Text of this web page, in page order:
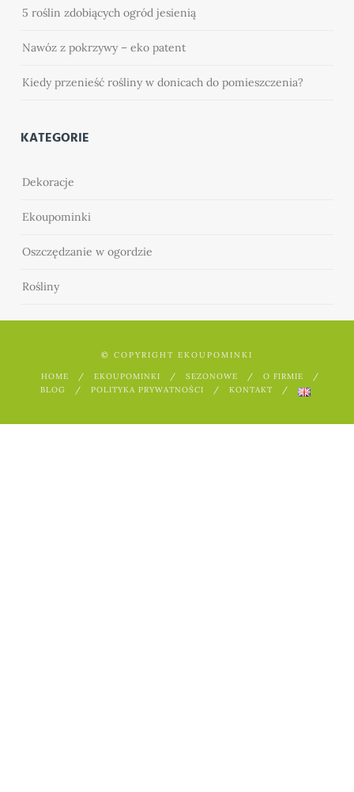
5 roślin zdobiących ogród jesienią
Nawóz z pokrzywy – eko patent
Kiedy przenieść rośliny w donicach do pomieszczenia?
KATEGORIE
Dekoracje
Ekoupominki
Oszczędzanie w ogordzie
Rośliny
© COPYRIGHT EKOUPOMINKI
HOME EKOUPOMINKI SEZONOWE
O FIRMIE
BLOG
POLITYKA PRYWATNOŚCI KONTAKT